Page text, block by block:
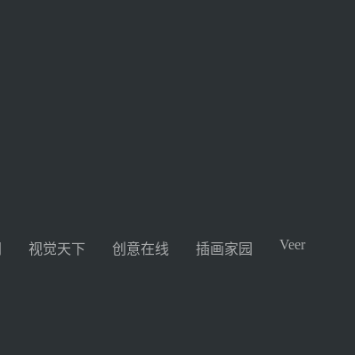
视觉天下 创意在线 插画家园 Veer